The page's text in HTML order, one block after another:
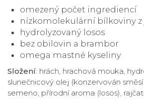
omezený počet ingrediencí
nízkomolekulární bílkoviny
hydrolyzovaný losos
bez obilovin a brambor
omega mastné kyseliny
Složení: hrách, hrachová mouka,
slunečnicový olej (konzervován
semeno, přírodní aroma (losos),